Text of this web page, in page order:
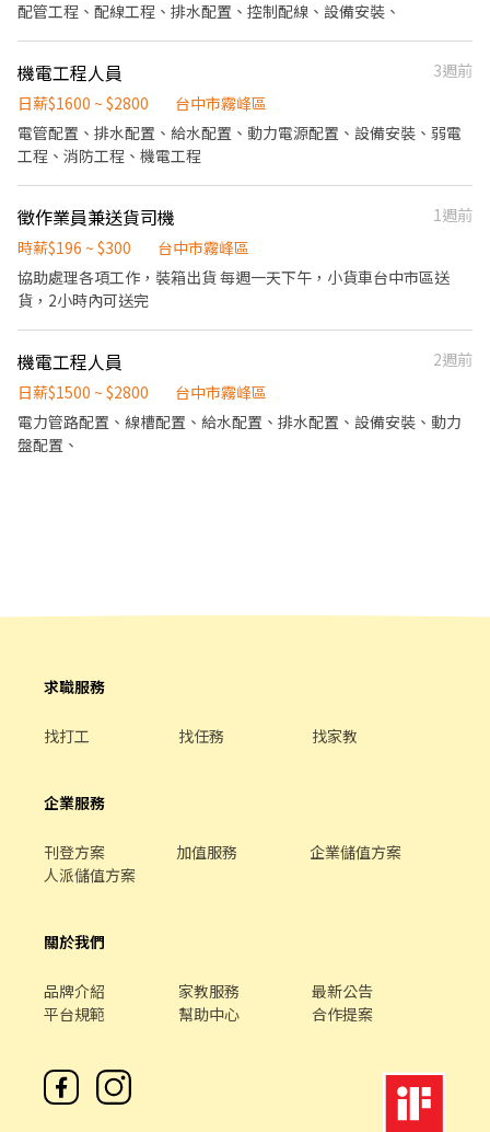
配管工程、配線工程、排水配置、控制配線、設備安裝、
機電工程人員
3週前
日薪$1600 ~ $2800
台中市霧峰區
電管配置、排水配置、給水配置、動力電源配置、設備安裝、弱電
工程、消防工程、機電工程
徵作業員兼送貨司機
1週前
時薪$196 ~ $300
台中市霧峰區
協助處理各項工作，裝箱出貨 每週一天下午，小貨車台中市區送
貨，2小時內可送完
機電工程人員
2週前
日薪$1500 ~ $2800
台中市霧峰區
電力管路配置、線槽配置、給水配置、排水配置、設備安裝、動力
盤配置、
求職服務
找打工 找任務 找家教
企業服務
刊登方案 加值服務
企業儲值方案
人派儲值方案
關於我們
品牌介紹 家教服務
最新公告
平台規範
幫助中心 合作提案